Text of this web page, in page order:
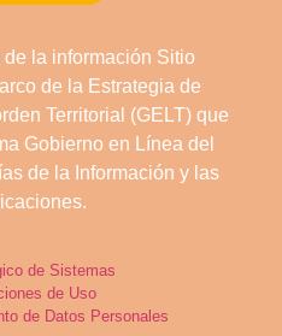
la información Sitio
de la Estrategia de
Territorial (GELT) que
Gobierno en Línea del
de la Información y las
de Sistemas
de Uso
de Datos Personales